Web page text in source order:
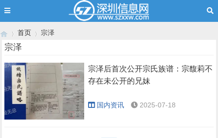
首页
›
宗泽
宗泽
宗泽后首次公开宗氏族谱：宗馥莉不
存在未公开的兄妹
国内资讯 2025-07-18